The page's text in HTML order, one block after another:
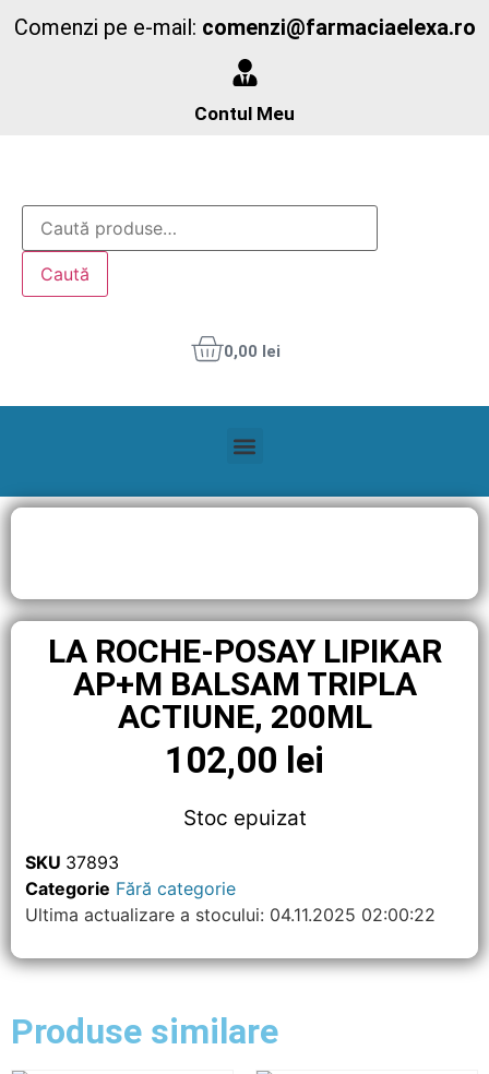
Comenzi pe e-mail: comenzi@farmaciaelexa.ro
Contul Meu
Caută
0,00 lei
LA ROCHE-POSAY LIPIKAR
AP+M BALSAM TRIPLA
ACTIUNE, 200ML
102,00 lei
Stoc epuizat
SKU 37893
Categorie Fără categorie
Ultima actualizare a stocului: 04.11.2025 02:00:22
Produse similare